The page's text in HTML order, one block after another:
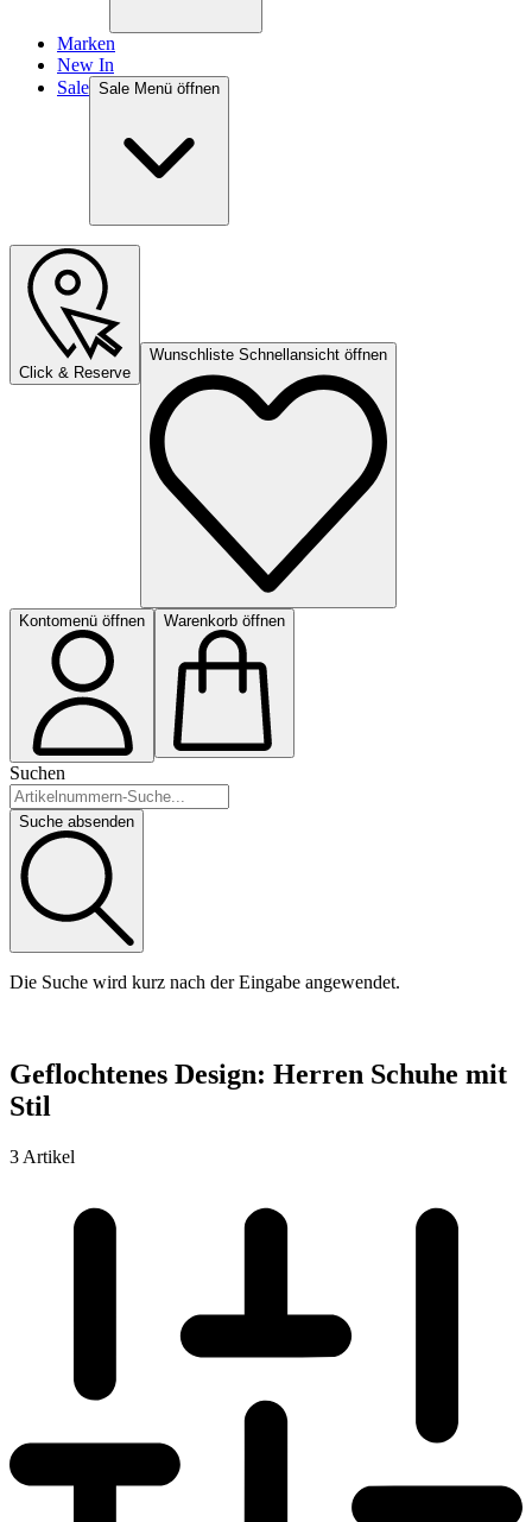
Marken
New In
Sale Sale Menü öffnen
Click & Reserve
Wunschliste Schnellansicht öffnen
Kontomenü öffnen Warenkorb öffnen
Suchen
Suche absenden
Die Suche wird kurz nach der Eingabe angewendet.
Geflochtenes Design: Herren Schuhe mit
Stil
3 Artikel